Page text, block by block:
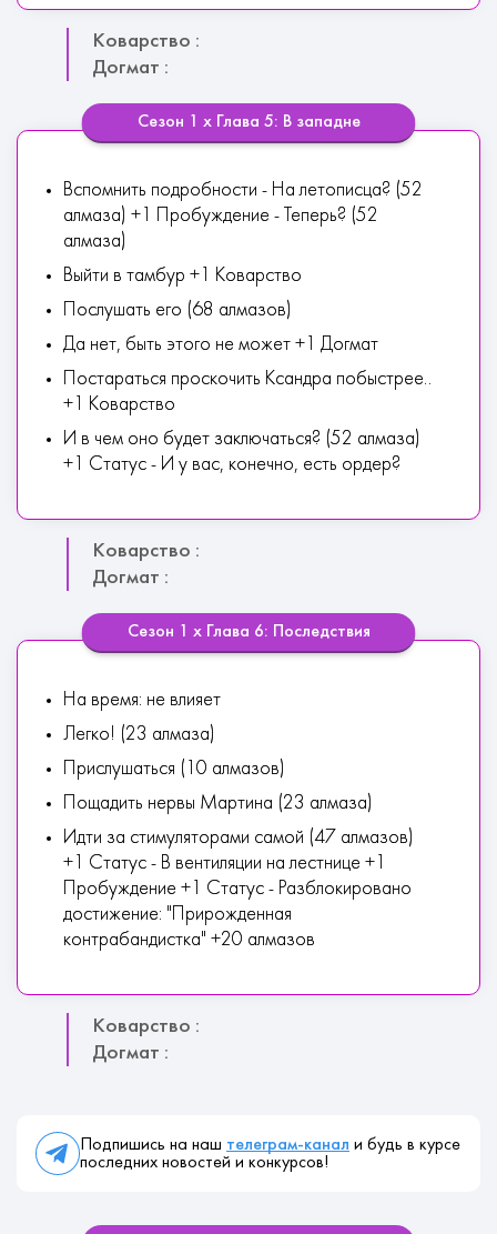
Коварство :
Догмат :
Сезон 1 х Глава 5: В западне
Вспомнить подробности - На летописца? (52
алмаза) +1 Пробуждение - Теперь? (52
алмаза)
Выйти в тамбур +1 Коварство
Послушать его (68 алмазов)
Да нет, быть этого не может +1 Догмат
Постараться проскочить Ксандра побыстрее..
+1 Коварство
И в чем оно будет заключаться? (52 алмаза)
+1 Статус - И у вас, конечно, есть ордер?
Коварство :
Догмат :
Сезон 1 х Глава 6: Последствия
На время: не влияет
Легко! (23 алмаза)
Прислушаться (10 алмазов)
Пощадить нервы Мартина (23 алмаза)
Идти за стимуляторами самой (47 алмазов)
+1 Статус - В вентиляции на лестнице +1
Пробуждение +1 Статус - Разблокировано
достижение: "Прирожденная
контрабандистка" +20 алмазов
Коварство :
Догмат :
Подпишись на наш телеграм-канал и будь в курсе
последних новостей и конкурсов!